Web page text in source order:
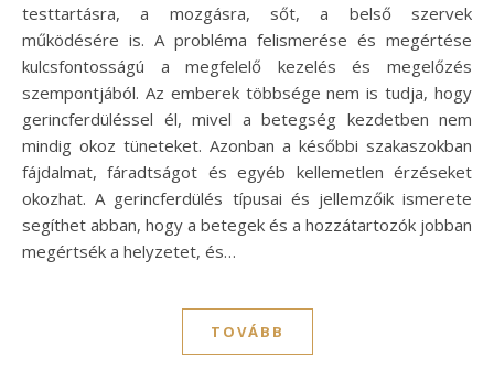
testtartásra, a mozgásra, sőt, a belső szervek
működésére is. A probléma felismerése és megértése
kulcsfontosságú a megfelelő kezelés és megelőzés
szempontjából. Az emberek többsége nem is tudja, hogy
gerincferdüléssel él, mivel a betegség kezdetben nem
mindig okoz tüneteket. Azonban a későbbi szakaszokban
fájdalmat, fáradtságot és egyéb kellemetlen érzéseket
okozhat. A gerincferdülés típusai és jellemzőik ismerete
segíthet abban, hogy a betegek és a hozzátartozók jobban
megértsék a helyzetet, és…
TOVÁBB